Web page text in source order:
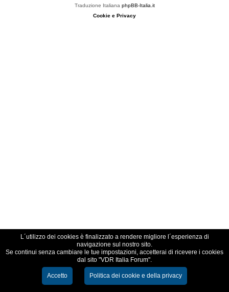
Traduzione Italiana phpBB-Italia.it
Cookie e Privacy
L´utilizzo dei cookies è finalizzato a rendere migliore l´esperienza di
navigazione sul nostro sito.
Se continui senza cambiare le tue impostazioni, accetterai di ricevere i cookies
dal sito "VDR Italia Forum".
Accetto Politica dei cookie e della privacy